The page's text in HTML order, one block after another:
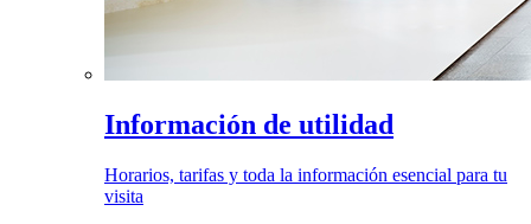
Información de utilidad
Horarios, tarifas y toda la información esencial para tu
visita